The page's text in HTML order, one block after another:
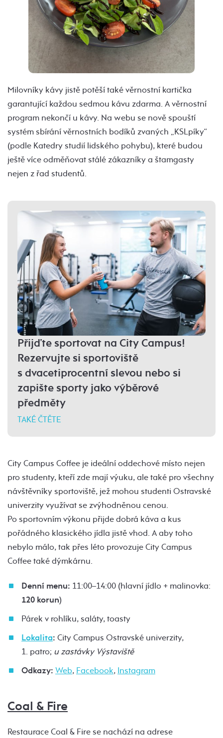
Milovníky kávy jistě potěší také věrnostní kartička
garantující každou sedmou kávu zdarma. A věrnostní
program nekončí u kávy. Na webu se nově spouští
systém sbírání věrnostních bodíků zvaných „KSLpíky“
(podle Katedry studií lidského pohybu), které budou
ještě více odměňovat stálé zákazníky a štamgasty
nejen z řad studentů.
Přijďte sportovat na City Campus!
Rezervujte si sportoviště
s dvacetiprocentní slevou nebo si
zapište sporty jako výběrové
předměty
TAKÉ ČTĚTE
City Campus Coffee je ideální oddechové místo nejen
pro studenty, kteří zde mají výuku, ale také pro všechny
návštěvníky sportoviště, jež mohou studenti Ostravské
univerzity využívat se zvýhodněnou cenou.
Po sportovním výkonu přijde dobrá káva a kus
pořádného klasického jídla jistě vhod. A aby toho
nebylo málo, tak přes léto provozuje City Campus
Coffee také dýmkárnu.
Denní menu: 11:00–14:00 (hlavní jídlo + malinovka:
120 korun)
Párek v rohlíku, saláty, toasty
Lokalita: City Campus Ostravské univerzity,
1. patro; u zastávky Výstaviště
Odkazy: Web, Facebook, Instagram
Coal & Fire
Restaurace Coal & Fire se nachází na adrese